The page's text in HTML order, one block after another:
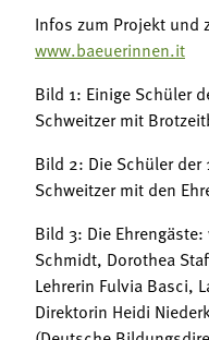
Infos zum Projekt und
www.baeuerinnen.it
Bild 1: Einige Schüler
Schweitzer mit
Bild 2: Die Schüler
Schweitzer mit den
Bild 3: Die
Schmidt, Dorothea
Lehrerin Fulvia Basci,
Direktorin Heidi